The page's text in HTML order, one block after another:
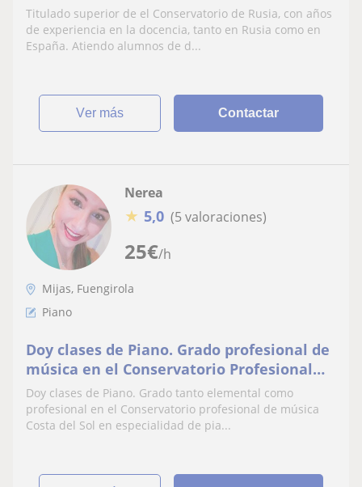
Titulado superior de el Conservatorio de Rusia, con años
de experiencia en la docencia, tanto en Rusia como en
España. Atiendo alumnos de d...
ver más Contactar
25€/h
Nerea
★ 5,0 (5 valoraciones)
Mijas, Fuengirola
Piano
Doy clases de Piano. Grado profesional de
música en el Conservatorio Profesional
Costa del Sol
Doy clases de Piano. Grado tanto elemental como
profesional en el Conservatorio profesional de música
Costa del Sol en especialidad de pia...